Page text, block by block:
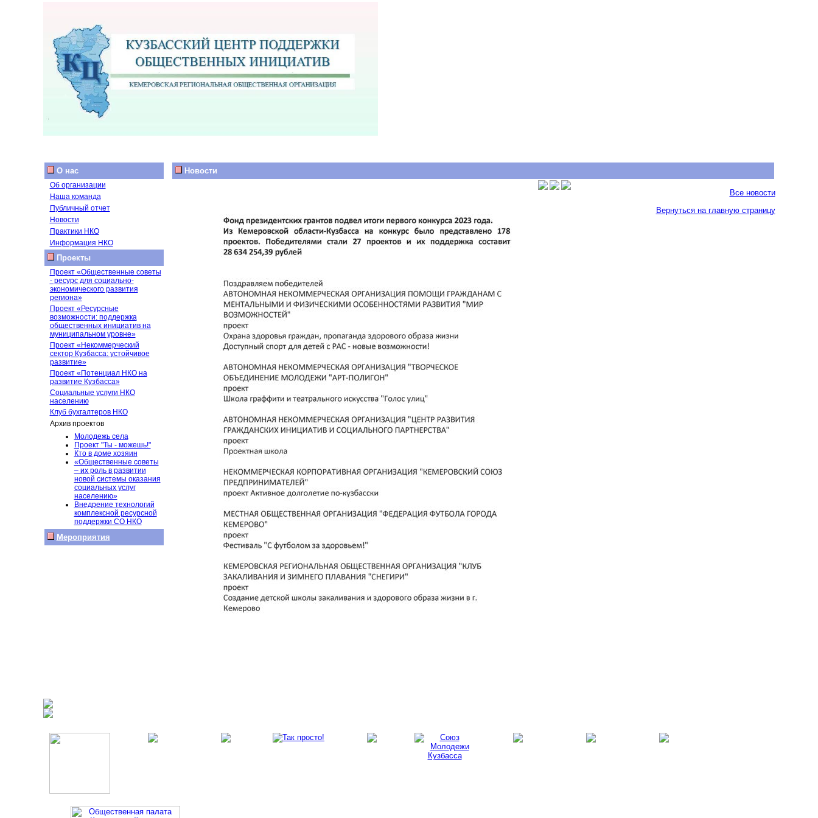
О нас
Об организации
Наша команда
Публичный отчет
Новости
Практики НКО
Информация НКО
Проекты
Проект «Общественные советы
- ресурс для социально-
экономического развития
региона»
Проект «Ресурсные
возможности: поддержка
общественных инициатив на
муниципальном уровне»
Проект «Некоммерческий
сектор Кузбасса: устойчивое
развитие»
Проект «Потенциал НКО на
развитие Кузбасса»
Социальные услуги НКО
населению
Клуб бухгалтеров НКО
Архив проектов
Молодежь села
Проект "Ты - можешь!"
Кто в доме хозяин
«Общественные советы
– их роль в развитии
новой системы оказания
социальных услуг
населению»
Внедрение технологий
комплексной ресурсной
поддержки СО НКО
Мероприятия
Новости
Все новости
Вернуться на главную страницу